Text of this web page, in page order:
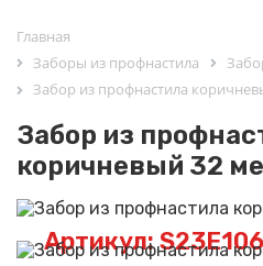
Главная
Заборы из профнастила
Забор из профнастила
Забор из
коричневый 32
Артикул: S23E106